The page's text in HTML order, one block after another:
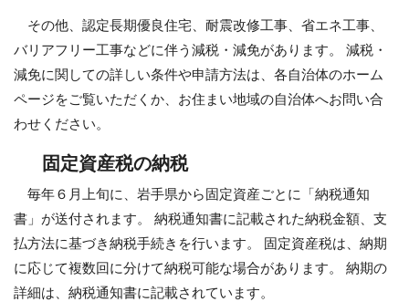
その他、認定長期優良住宅、耐震改修工事、省エネ工事、
バリアフリー工事などに伴う減税・減免があります。 減税・
減免に関しての詳しい条件や申請方法は、各自治体のホーム
ページをご覧いただくか、お住まい地域の自治体へお問い合
わせください。
固定資産税の納税
毎年６月上旬に、岩手県から固定資産ごとに「納税通知
書」が送付されます。 納税通知書に記載された納税金額、支
払方法に基づき納税手続きを行います。 固定資産税は、納期
に応じて複数回に分けて納税可能な場合があります。 納期の
詳細は、納税通知書に記載されています。